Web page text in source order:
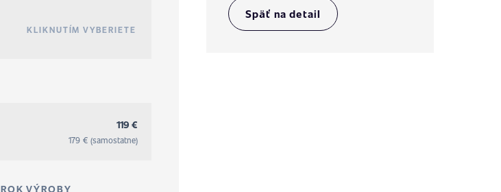
KLIKNUTÍM VYBERIETE
119 €
179 € (samostatne)
ROK VÝROBY
Späť na detail